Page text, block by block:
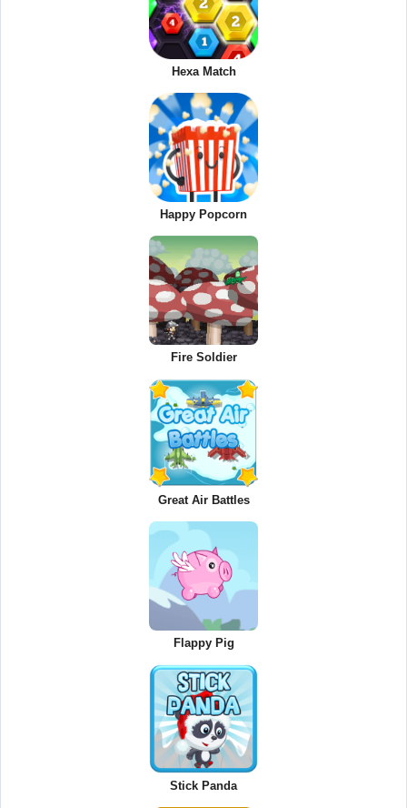
Hexa Match
Happy Popcorn
Fire Soldier
Great Air Battles
Flappy Pig
Stick Panda